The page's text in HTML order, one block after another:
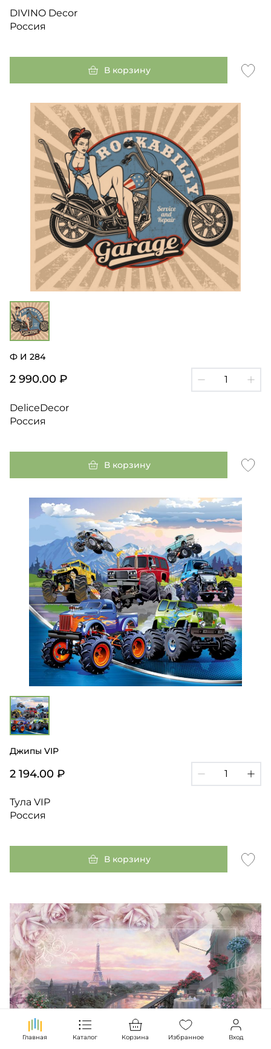
DIVINO Decor
Россия
В корзину
Ф И 284
2 990.00 ₽
DeliceDecor
Россия
В корзину
Джипы VIP
2 194.00 ₽
Тула VIP
Россия
В корзину
Главная Каталог Корзина Избранное Вход